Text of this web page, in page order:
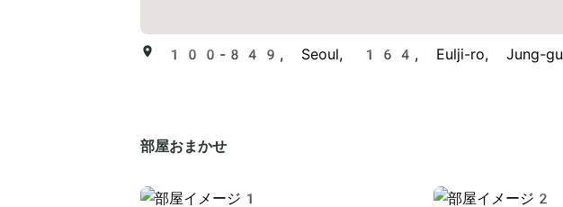
100-849, Seoul, 164, Eulji-ro, Jung-gu
部屋おまかせ